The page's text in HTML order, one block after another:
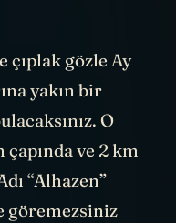
çıplak gözle Ay
yakın bir
O
ve 2 km
“Alhazen”
göremezsiniz